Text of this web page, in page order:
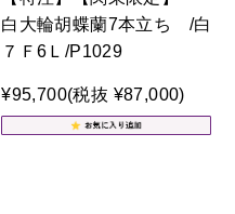
白大輪胡蝶蘭7本立ち /白
７Ｆ6Ｌ/P1029
¥95,700(税抜 ¥87,000)